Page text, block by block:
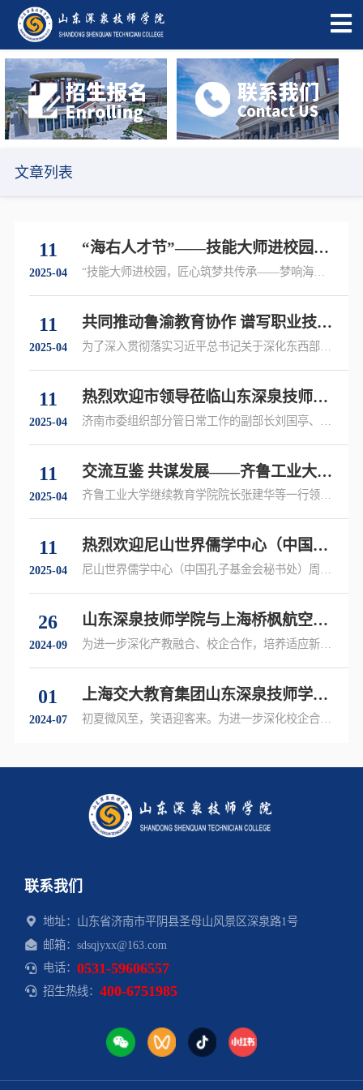
文章列表
11
2025-04
“海右人才节”——技能大师进校园系
列活动之走进上海交大教育集团山东
深泉技师学院
“技能大师进校园，匠心筑梦共传承——梦响海
11
2025-04
共同推动鲁渝教育协作 谱写职业技能
培训新篇章——鲁渝协作培训班赴山
东深泉技师学院参观考察
为了深入贯彻落实习近平总书记关于深化东西部协
11
2025-04
热烈欢迎市领导莅临山东深泉技师学
院调研指导工作
济南市委组织部分管日常工作的副部长刘国亭、市
实地调研……
11
2025-04
交流互鉴 共谋发展——齐鲁工业大学
领导来我校考察交流
齐鲁工业大学继续教育学院院长张建华等一行领导
11
2025-04
热烈欢迎尼山世界儒学中心（中国孔
子基金会秘书处）领导莅临学校参观
指导
尼山世界儒学中心（中国孔子基金会秘书处）周静
26
2024-09
山东深泉技师学院与上海桥枫航空科
技有限公司校企合作签约仪式圆满举
行
为进一步深化产教融合、校企合作，培养适应新时
01
2024-07
上海交大教育集团山东深泉技师学院
与山东省财金康养教育科技有限公司
初夏微风至，笑语迎客来。为进一步深化校企合
联系我们
地址：山东省济南市平阴县圣母山风景区深泉路1号
邮箱：sdsqjyxx@163.com
电话： 0531-59606557
招生热线： 400-6751985